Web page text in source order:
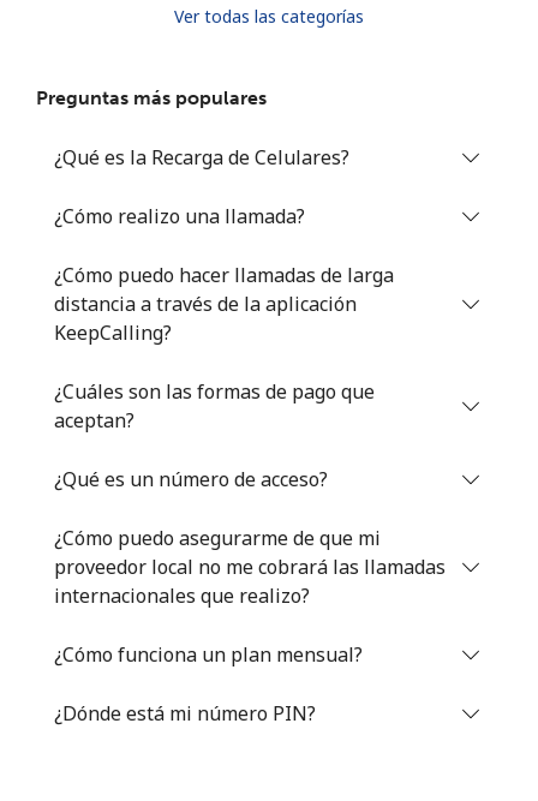
¿Olvidaste tu contraseña? →
Iniciar Sesión
Ver todas las categorías
Preguntas más populares
¿Qué es la Recarga de Celulares?
¿Cómo realizo una llamada?
¿Cómo puedo hacer llamadas de larga
distancia a través de la aplicación
KeepCalling?
¿Cuáles son las formas de pago que
aceptan?
¿Qué es un número de acceso?
¿Cómo puedo asegurarme de que mi
proveedor local no me cobrará las llamadas
internacionales que realizo?
¿Cómo funciona un plan mensual?
¿Dónde está mi número PIN?